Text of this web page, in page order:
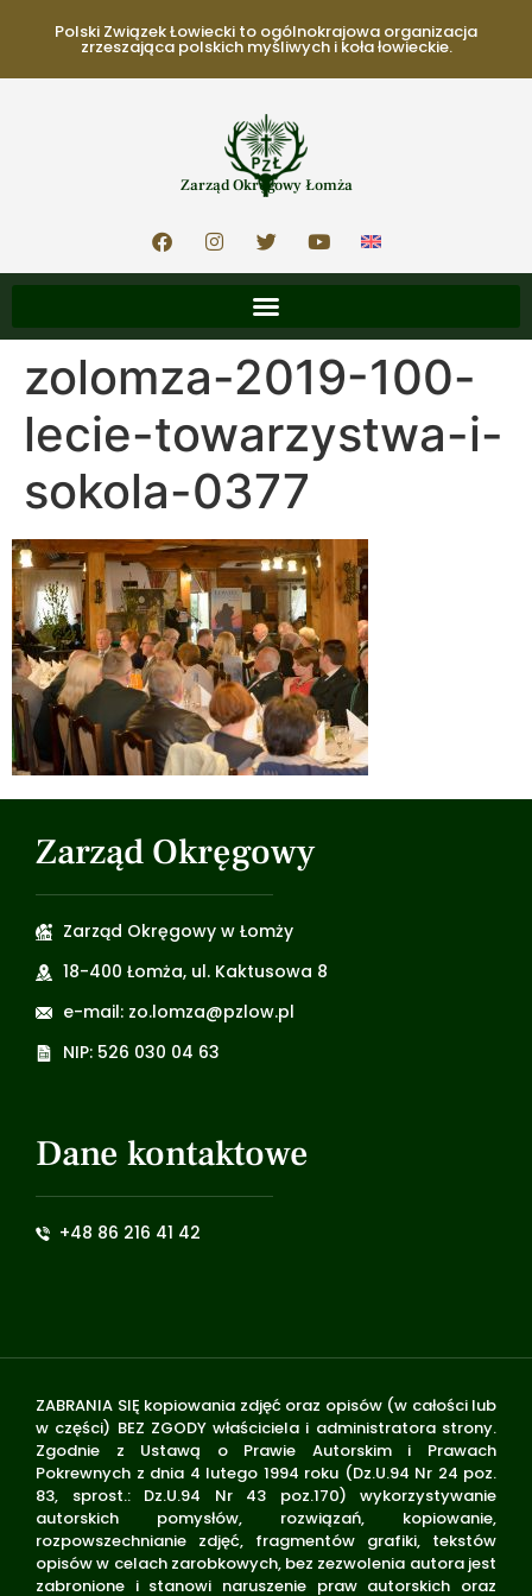
Polski Związek Łowiecki to ogólnokrajowa organizacja
zrzeszająca polskich myśliwych i koła łowieckie.
Zarząd Okręgowy Łomża
zolomza-2019-100-
lecie-towarzystwa-i-
sokola-0377
Zarząd Okręgowy
Zarząd Okręgowy w Łomży
18-400 Łomża, ul. Kaktusowa 8
e-mail: zo.lomza@pzlow.pl
NIP: 526 030 04 63
Dane kontaktowe
+48 86 216 41 42
ZABRANIA SIĘ kopiowania zdjęć oraz opisów (w całości lub
w części) BEZ ZGODY właściciela i administratora strony.
Zgodnie z Ustawą o Prawie Autorskim i Prawach
Pokrewnych z dnia 4 lutego 1994 roku (Dz.U.94 Nr 24 poz.
83, sprost.: Dz.U.94 Nr 43 poz.170) wykorzystywanie
autorskich pomysłów, rozwiązań, kopiowanie,
rozpowszechnianie zdjęć, fragmentów grafiki, tekstów
opisów w celach zarobkowych, bez zezwolenia autora jest
zabronione i stanowi naruszenie praw autorskich oraz